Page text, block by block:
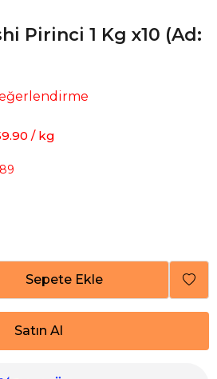
Pirinci 1 Kg x10 (Ad:
/ kg
Sepete Ekle
Satın Al